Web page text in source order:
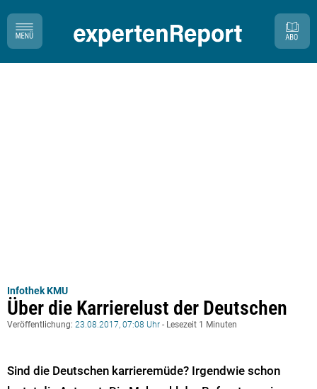
Infothek KMU
Über die Karrierelust der Deutschen
Veröffentlichung: 23.08.2017, 07:08 Uhr - Lesezeit 1 Minuten
Sind die Deutschen karrieremüde? Irgendwie schon